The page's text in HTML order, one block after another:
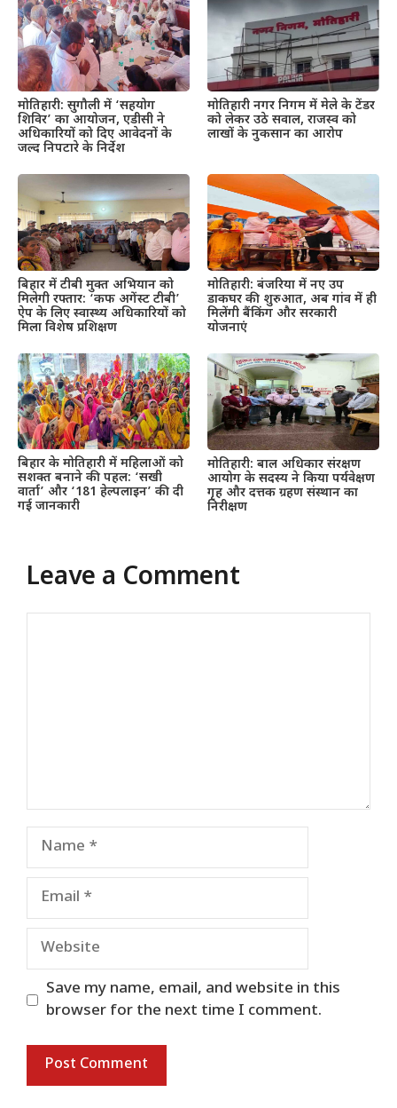
मोतिहारी: सुगौली में ‘सहयोग
शिविर’ का आयोजन, एडीसी ने
अधिकारियों को दिए आवेदनों के
जल्द निपटारे के निर्देश
मोतिहारी नगर निगम में मेले के टेंडर
को लेकर उठे सवाल, राजस्व को
लाखों के नुकसान का आरोप
बिहार में टीबी मुक्त अभियान को
मिलेगी रफ्तार: ‘कफ अगेंस्ट टीबी’
ऐप के लिए स्वास्थ्य अधिकारियों को
मिला विशेष प्रशिक्षण
मोतिहारी: बंजरिया में नए उप
डाकघर की शुरुआत, अब गांव में ही
मिलेंगी बैंकिंग और सरकारी
योजनाएं
बिहार के मोतिहारी में महिलाओं को
सशक्त बनाने की पहल: ‘सखी
वार्ता’ और ‘181 हेल्पलाइन’ की दी
गई जानकारी
मोतिहारी: बाल अधिकार संरक्षण
आयोग के सदस्य ने किया पर्यवेक्षण
गृह और दत्तक ग्रहण संस्थान का
निरीक्षण
Leave a Comment
Name
Email
Website
Save my name, email, and website in this
browser for the next time I comment.